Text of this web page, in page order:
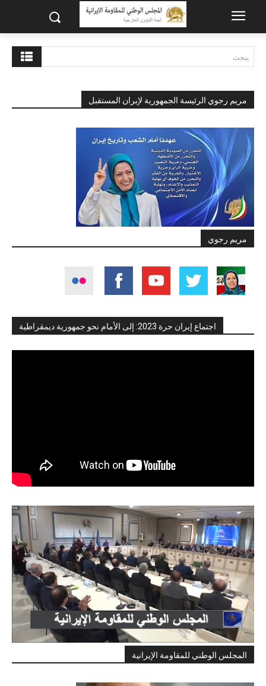
يبحث
مريم رجوي الرئيسة الجمهورية لإيران المستقبل
مريم رجوي
اجتماع إيران حرة 2023: إلى الأمام نحو جمهورية ديمقراطية
المجلس الوطني للمقاومة الإيرانية